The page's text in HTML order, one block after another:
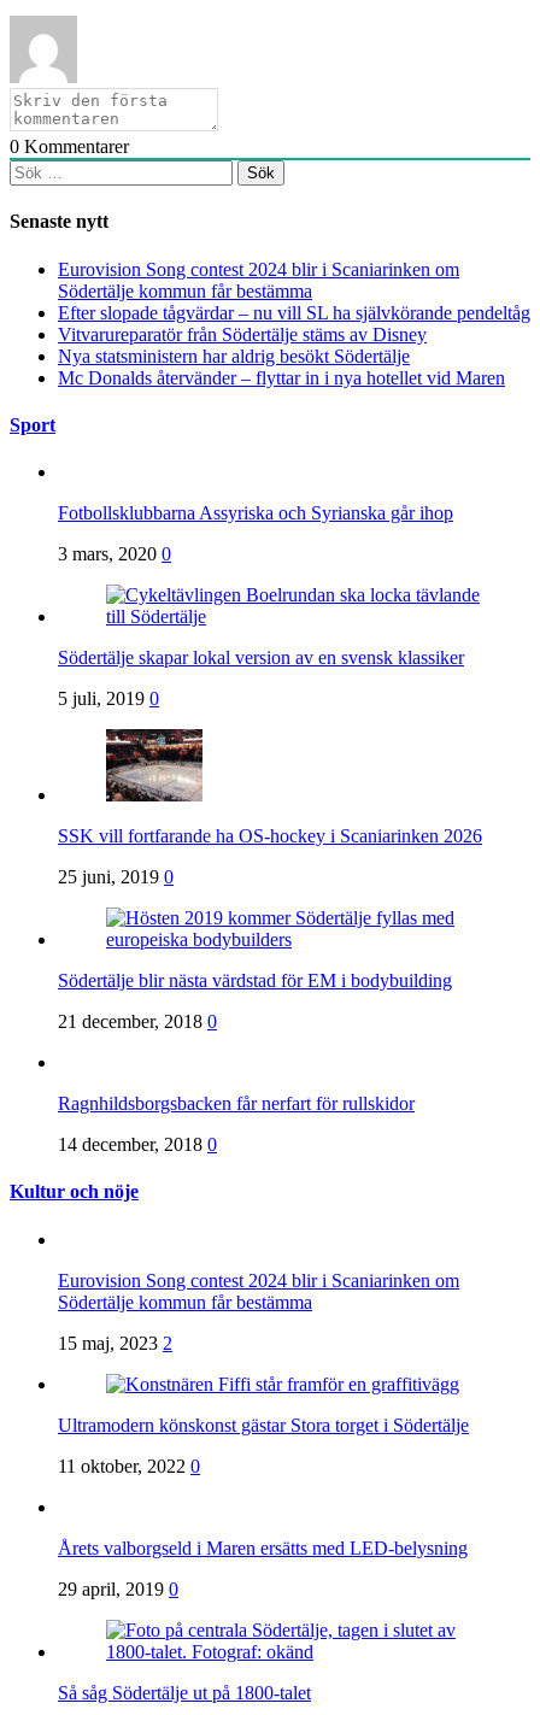
0 Kommentarer
Sök
efter:
Senaste nytt
Eurovision Song contest 2024 blir i Scaniarinken om
Södertälje kommun får bestämma
Efter slopade tågvärdar – nu vill SL ha självkörande pendeltåg
Vitvarureparatör från Södertälje stäms av Disney
Nya statsministern har aldrig besökt Södertälje
Mc Donalds återvänder – flyttar in i nya hotellet vid Maren
Sport
Fotbollsklubbarna Assyriska och Syrianska går ihop
3 mars, 2020 0
Södertälje skapar lokal version av en svensk klassiker
5 juli, 2019 0
SSK vill fortfarande ha OS-hockey i Scaniarinken 2026
25 juni, 2019 0
Södertälje blir nästa värdstad för EM i bodybuilding
21 december, 2018 0
Ragnhildsborgsbacken får nerfart för rullskidor
14 december, 2018 0
Kultur och nöje
Eurovision Song contest 2024 blir i Scaniarinken om
Södertälje kommun får bestämma
15 maj, 2023 2
Ultramodern könskonst gästar Stora torget i Södertälje
11 oktober, 2022 0
Årets valborgseld i Maren ersätts med LED-belysning
29 april, 2019 0
Så såg Södertälje ut på 1800-talet